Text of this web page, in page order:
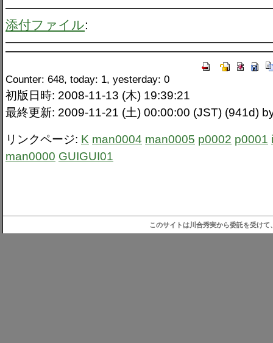
添付ファイル:
Counter: 648, today: 1, yesterday: 0
初版日時: 2008-11-13 (木) 19:39:21
最終更新: 2009-11-21 (土) 00:00:00 (JST) (941d)
リンクページ: K man0004 man0005 p0002 p0001
man0000 GUIGUI01
このサイトは川合秀実から委託を受け